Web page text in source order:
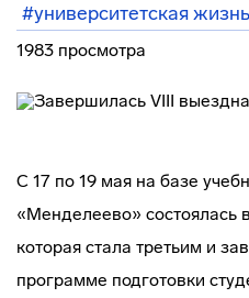
#университетская жизнь
1983 просмотра
С 17 по 19 мая на базе
«Менделеево» состоялась
которая стала третьим и
программе подготовки